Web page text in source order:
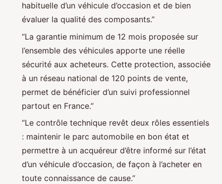
habituelle d’un véhicule d’occasion et de bien
évaluer la qualité des composants.”
“La garantie minimum de 12 mois proposée sur
l’ensemble des véhicules apporte une réelle
sécurité aux acheteurs. Cette protection, associée
à un réseau national de 120 points de vente,
permet de bénéficier d’un suivi professionnel
partout en France.”
“Le contrôle technique revêt deux rôles essentiels
: maintenir le parc automobile en bon état et
permettre à un acquéreur d’être informé sur l’état
d’un véhicule d’occasion, de façon à l’acheter en
toute connaissance de cause.”